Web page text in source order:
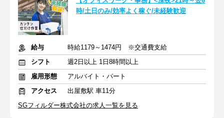
時/土日のみ/効率よく稼ぐ/未経験歓迎
給与
時給1179～1474円 ※交通費支給
シフト
週2日以上 1日8時間以上
雇用形態
アルバイト・パート
アクセス
出屋敷駅 車11分
SGフィルダー株式会社の求人一覧を見る